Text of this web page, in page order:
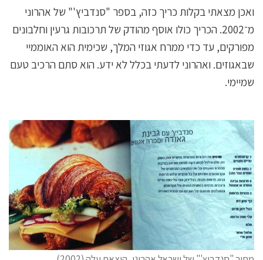
ואכן מצאתי בקלות כריך כזה, בספר "סנדביץ'" של אהרוני
מ־2002. הכריך כולו אוסף מהודק של תרכובות גרעין וחלבונים
מפורקים, עד כדי ממרח אגוזי המלך, שכימית הוא האוממיי
שבאגוזים. ואהרוני לדעתי בכלל לא ידע. הוא סתם הרכיב טעם
שמיימי.